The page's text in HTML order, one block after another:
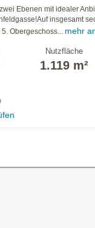
Ebenen mit idealer
insgesamt
Obergeschoss... mehr
Nutzfläche
1.119 m²